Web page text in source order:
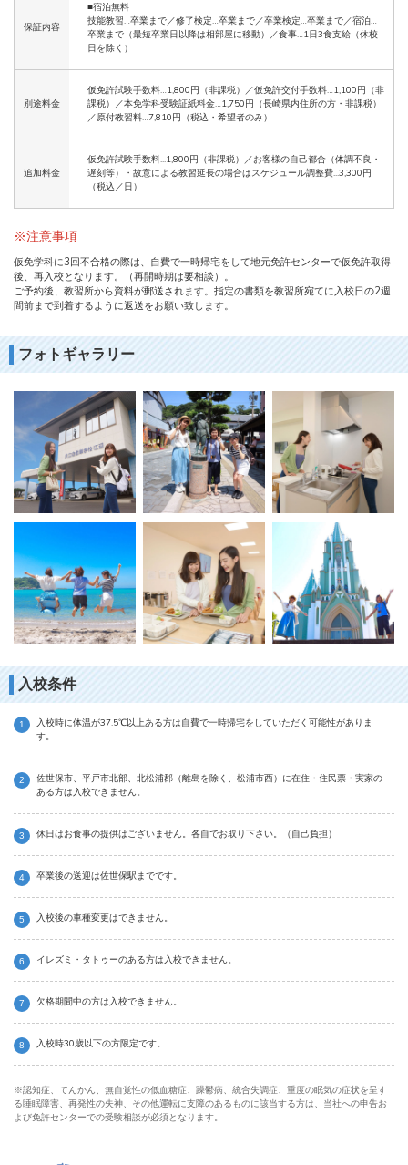
保証内容
■宿泊無料
技能教習…卒業まで／修了検定…卒業まで／卒業検定…卒業まで／宿泊…
卒業まで（最短卒業日以降は相部屋に移動）／食事…1日3食支給（休校
日を除く）
別途料金
仮免許試験手数料…1,800円（非課税）／仮免許交付手数料…1,100円（非
課税）／本免学科受験証紙料金…1,750円（長崎県内住所の方・非課税）
／原付教習料…7,810円（税込・希望者のみ）
追加料金
仮免許試験手数料...1,800円（非課税）／お客様の自己都合（体調不良・
遅刻等）・故意による教習延長の場合はスケジュール調整費...3,300円
（税込／日）
※注意事項
仮免学科に3回不合格の際は、自費で一時帰宅をして地元免許センターで仮免許取得
後、再入校となります。（再開時期は要相談）。
ご予約後、教習所から資料が郵送されます。指定の書類を教習所宛てに入校日の2週
間前まで到着するように返送をお願い致します。
フォトギャラリー
入校条件
入校時に体温が37.5℃以上ある方は自費で一時帰宅をしていただく可能性がありま
す。
佐世保市、平戸市北部、北松浦郡（離島を除く、松浦市西）に在住・住民票・実家の
ある方は入校できません。
休日はお食事の提供はございません。各自でお取り下さい。（自己負担）
卒業後の送迎は佐世保駅までです。
入校後の車種変更はできません。
イレズミ・タトゥーのある方は入校できません。
欠格期間中の方は入校できません。
入校時30歳以下の方限定です。
※認知症、てんかん、無自覚性の低血糖症、躁鬱病、統合失調症、重度の眠気の症状を呈す
る睡眠障害、再発性の失神、その他運転に支障のあるものに該当する方は、当社への申告お
よび免許センターでの受験相談が必須となります。